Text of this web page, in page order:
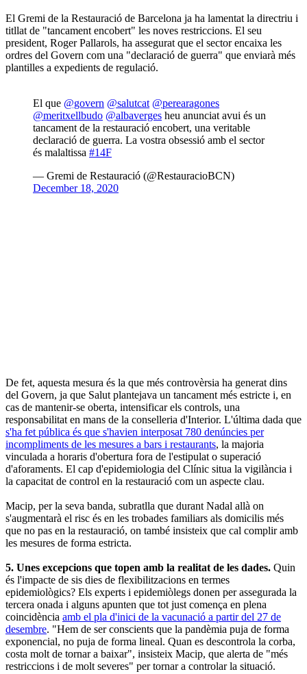
El Gremi de la Restauració de Barcelona ja ha lamentat la directriu i
titllat de "tancament encobert" les noves restriccions. El seu
president, Roger Pallarols, ha assegurat que el sector encaixa les
ordres del Govern com una "declaració de guerra" que enviarà més
plantilles a expedients de regulació.
El que @govern @salutcat @perearagones
@meritxellbudo @albaverges heu anunciat avui és un
tancament de la restauració encobert, una veritable
declaració de guerra. La vostra obsessió amb el sector
és malaltissa #14F
— Gremi de Restauració (@RestauracioBCN)
December 18, 2020
De fet, aquesta mesura és la que més controvèrsia ha generat dins
del Govern, ja que Salut plantejava un tancament més estricte i, en
cas de mantenir-se oberta, intensificar els controls, una
responsabilitat en mans de la conselleria d'Interior. L'última dada que
s'ha fet pública és que s'havien interposat 780 denúncies per
incompliments de les mesures a bars i restaurants, la majoria
vinculada a horaris d'obertura fora de l'estipulat o superació
d'aforaments. El cap d'epidemiologia del Clínic situa la vigilància i
la capacitat de control en la restauració com un aspecte clau.
Macip, per la seva banda, subratlla que durant Nadal allà on
s'augmentarà el risc és en les trobades familiars als domicilis més
que no pas en la restauració, on també insisteix que cal complir amb
les mesures de forma estricta.
5. Unes excepcions que topen amb la realitat de les dades. Quin
és l'impacte de sis dies de flexibilitzacions en termes
epidemiològics? Els experts i epidemiòlegs donen per assegurada la
tercera onada i alguns apunten que tot just comença en plena
coincidència amb el pla d'inici de la vacunació a partir del 27 de
desembre. "Hem de ser conscients que la pandèmia puja de forma
exponencial, no puja de forma lineal. Quan es descontrola la corba,
costa molt de tornar a baixar", insisteix Macip, que alerta de "més
restriccions i de molt severes" per tornar a controlar la situació.